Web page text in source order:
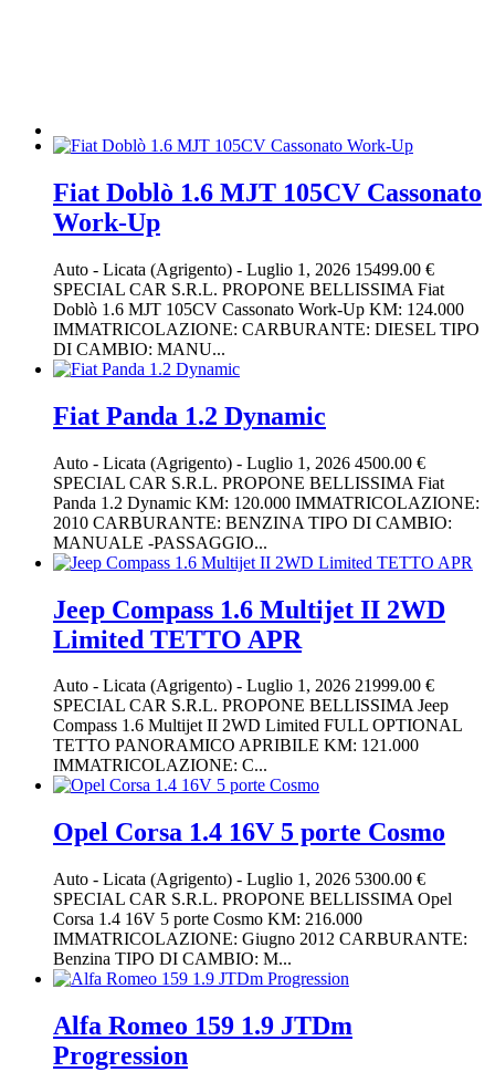
Fiat Doblò 1.6 MJT 105CV Cassonato
Work-Up
Auto - Licata (Agrigento) - Luglio 1, 2026 15499.00 €
SPECIAL CAR S.R.L. PROPONE BELLISSIMA Fiat
Doblò 1.6 MJT 105CV Cassonato Work-Up KM: 124.000
IMMATRICOLAZIONE: CARBURANTE: DIESEL TIPO
DI CAMBIO: MANU...
Fiat Panda 1.2 Dynamic
Auto - Licata (Agrigento) - Luglio 1, 2026 4500.00 €
SPECIAL CAR S.R.L. PROPONE BELLISSIMA Fiat
Panda 1.2 Dynamic KM: 120.000 IMMATRICOLAZIONE:
2010 CARBURANTE: BENZINA TIPO DI CAMBIO:
MANUALE -PASSAGGIO...
Jeep Compass 1.6 Multijet II 2WD
Limited TETTO APR
Auto - Licata (Agrigento) - Luglio 1, 2026 21999.00 €
SPECIAL CAR S.R.L. PROPONE BELLISSIMA Jeep
Compass 1.6 Multijet II 2WD Limited FULL OPTIONAL
TETTO PANORAMICO APRIBILE KM: 121.000
IMMATRICOLAZIONE: C...
Opel Corsa 1.4 16V 5 porte Cosmo
Auto - Licata (Agrigento) - Luglio 1, 2026 5300.00 €
SPECIAL CAR S.R.L. PROPONE BELLISSIMA Opel
Corsa 1.4 16V 5 porte Cosmo KM: 216.000
IMMATRICOLAZIONE: Giugno 2012 CARBURANTE:
Benzina TIPO DI CAMBIO: M...
Alfa Romeo 159 1.9 JTDm
Progression